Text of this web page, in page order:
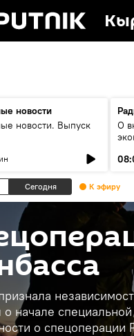
новости
новости. Выпуск
О
Сегодня К эфиру
о начале
о спецоперации